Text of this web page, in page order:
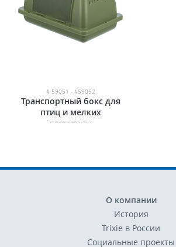
# 59051 - #59052
Транспортный бокс для
птиц и мелких
животных
О компании
История
Trixie в России
Социальные проекты